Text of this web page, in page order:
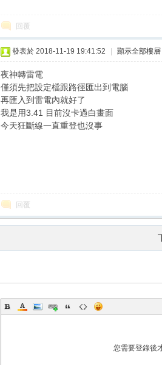
回覆
發表於 2018-11-19 19:41:52 顯示全部樓層
夜神轉雷電
僅須先把設定檔跟路徑匯出到電腦
再匯入到雷電內就好了
我是用3.41 目前沒卡過白畫面
今天狂斷線一直重登也沒事
回覆
您需要登錄後